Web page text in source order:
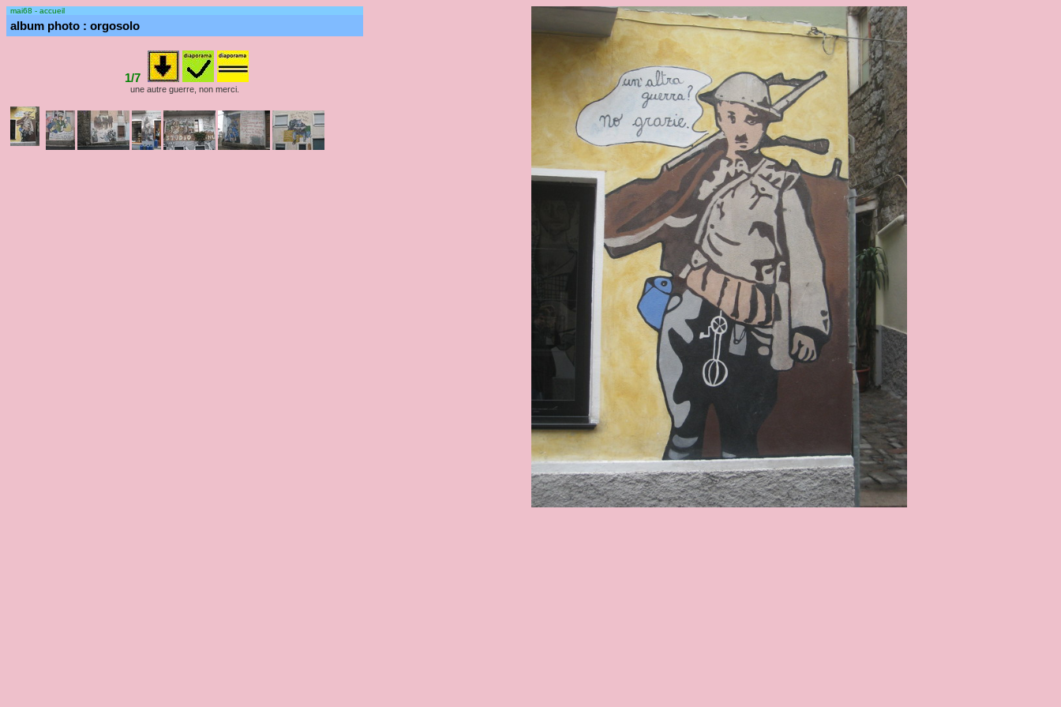
mai68 - accueil
album photo : orgosolo
1/7
une autre guerre, non merci.